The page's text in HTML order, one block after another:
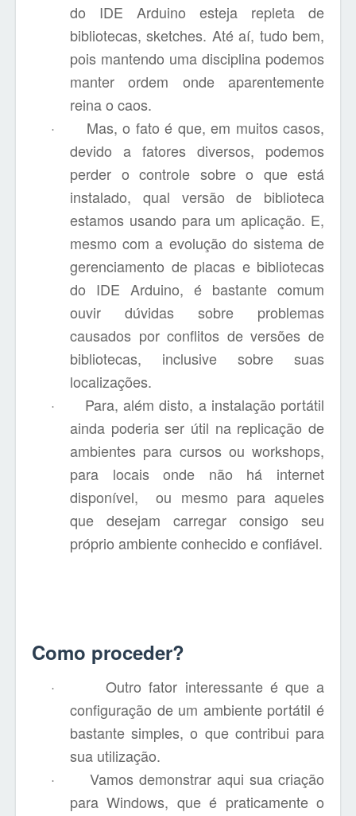
do IDE Arduino esteja repleta de
bibliotecas, sketches. Até aí, tudo bem,
pois mantendo uma disciplina podemos
manter ordem onde aparentemente
reina o caos.
·
Mas, o fato é que, em muitos casos,
devido a fatores diversos, podemos
perder o controle sobre o que está
instalado, qual versão de biblioteca
estamos usando para um aplicação. E,
mesmo com a evolução do sistema de
gerenciamento de placas e bibliotecas
do IDE Arduino, é bastante comum
ouvir dúvidas sobre problemas
causados por conflitos de versões de
bibliotecas, inclusive sobre suas
localizações.
·
Para, além disto, a instalação portátil
ainda poderia ser útil na replicação de
ambientes para cursos ou workshops,
para locais onde não há internet
disponível,
ou mesmo para aqueles
que desejam carregar consigo seu
próprio ambiente conhecido e confiável.
Como proceder?
·
Outro fator interessante é que a
configuração de um ambiente portátil é
bastante simples, o que contribui para
sua utilização.
·
Vamos demonstrar aqui sua criação
para Windows, que é praticamente o